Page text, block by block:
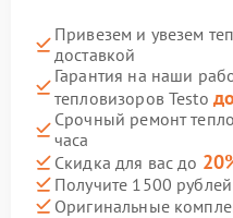
Привезем и увезем
доставкой
Гарантия на наши
тепловизоров Testo
Срочный ремонт
часа
Скидка для вас до
Получите 1500
Оригинальные